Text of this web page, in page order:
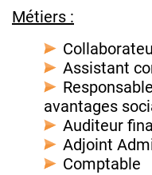
Métiers :
Assistant
avantages
Auditeur
Adjoint
Comptable